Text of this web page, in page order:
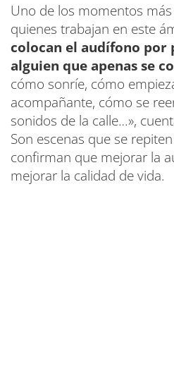
Uno de los momentos
quienes trabajan en este
colocan el audífono por
alguien que apenas se
cómo sonríe, cómo
acompañante, cómo se
sonidos de la calle…»,
Son escenas que se
confirman que mejorar la
mejorar la calidad de vida.